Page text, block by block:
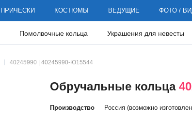
Помолвочные кольца Украшения для невесты
ПРИЧЕСКИ КОСТЮМЫ ВЕДУЩИЕ ФОТО /
40245990 | 40245990-Ю15544
Обручальные кольца
Производство Россия (возможно